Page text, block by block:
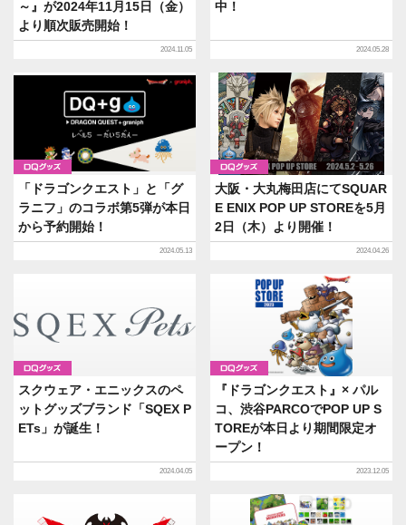
～』が2024年11月15日（金）
より順次販売開始！
2024.11.05
中！
2024.05.28
グッズ
「ドラゴンクエスト」と「グ
ラニフ」のコラボ第5弾が本日
から予約開始！
2024.05.13
グッズ
大阪・大丸梅田店にてSQUAR
E ENIX POP UP STOREを5月
2日（木）より開催！
2024.04.26
スクウェア・エニックスのペ
ットグッズブランド「SQEX P
ETs」が誕生！
2024.04.05
グッズ
『ドラゴンクエスト』× パル
コ、渋谷PARCOでPOP UP S
TOREが本日より期間限定オ
ープン！
2023.12.05